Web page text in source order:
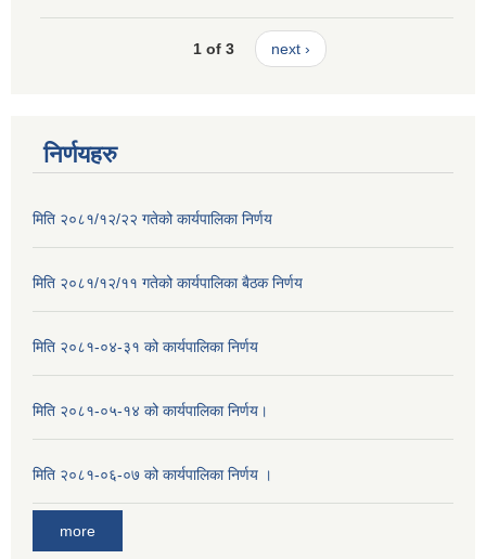
1 of 3 next ›
निर्णयहरु
मिति २०८१/१२/२२ गतेको कार्यपालिका निर्णय
मिति २०८१/१२/११ गतेको कार्यपालिका बैठक निर्णय
मिति २०८१-०४-३१ को कार्यपालिका निर्णय
मिति २०८१-०५-१४ को कार्यपालिका निर्णय।
मिति २०८१-०६-०७ को कार्यपालिका निर्णय ।
more